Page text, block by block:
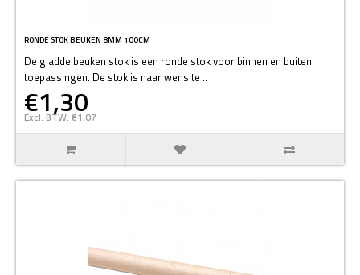
RONDE STOK BEUKEN 8MM 100CM
De gladde beuken stok is een ronde stok voor binnen en buiten
toepassingen. De stok is naar wens te ..
€1,30
Excl. BTW: €1,07